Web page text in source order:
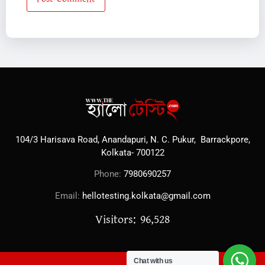
104/3 Harisava Road, Anandapuri, N. C. Pukur, Barrackpore,
Kolkata- 700122
Phone: 7980690257
Email: hellotesting.kolkata@gmail.com
Visitors: 96,528
Chat with us